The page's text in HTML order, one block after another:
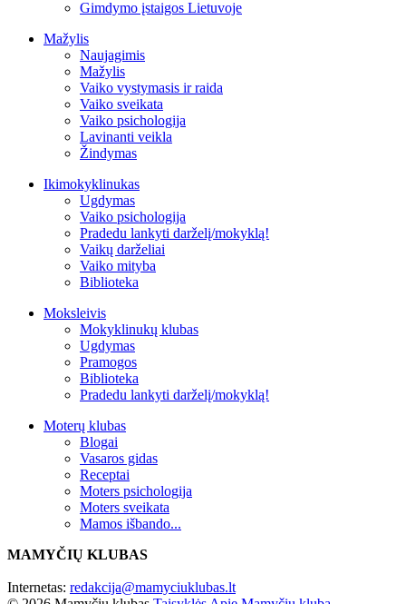
Gimdymo įstaigos Lietuvoje
Mažylis
Naujagimis
Mažylis
Vaiko vystymasis ir raida
Vaiko sveikata
Vaiko psichologija
Lavinanti veikla
Žindymas
Ikimokyklinukas
Ugdymas
Vaiko psichologija
Pradedu lankyti darželį/mokyklą!
Vaikų darželiai
Vaiko mityba
Biblioteka
Moksleivis
Mokyklinukų klubas
Ugdymas
Pramogos
Biblioteka
Pradedu lankyti darželį/mokyklą!
Moterų klubas
Blogai
Vasaros gidas
Receptai
Moters psichologija
Moters sveikata
Mamos išbando...
MAMYČIŲ KLUBAS
Internetas: redakcija@mamyciuklubas.lt